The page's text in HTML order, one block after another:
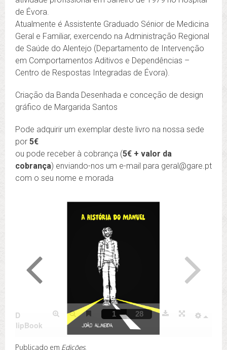
de Évora.
Atualmente é Assistente Graduado Sénior de Medicina
Geral e Familiar, exercendo na Administração Regional
de Saúde do Alentejo (Departamento de Intervenção
em Comportamentos Aditivos e Dependências –
Centro de Respostas Integradas de Évora).
Criação da Banda Desenhada e conceção de design
gráfico de Margarida Santos
Pode adquirir um exemplar deste livro na nossa sede
por 5€
ou pode receber à cobrança (5€ + valor da
cobrança) enviando-nos um e-mail para geral@gare.pt
com o seu nome e morada
Publicado em Edições.